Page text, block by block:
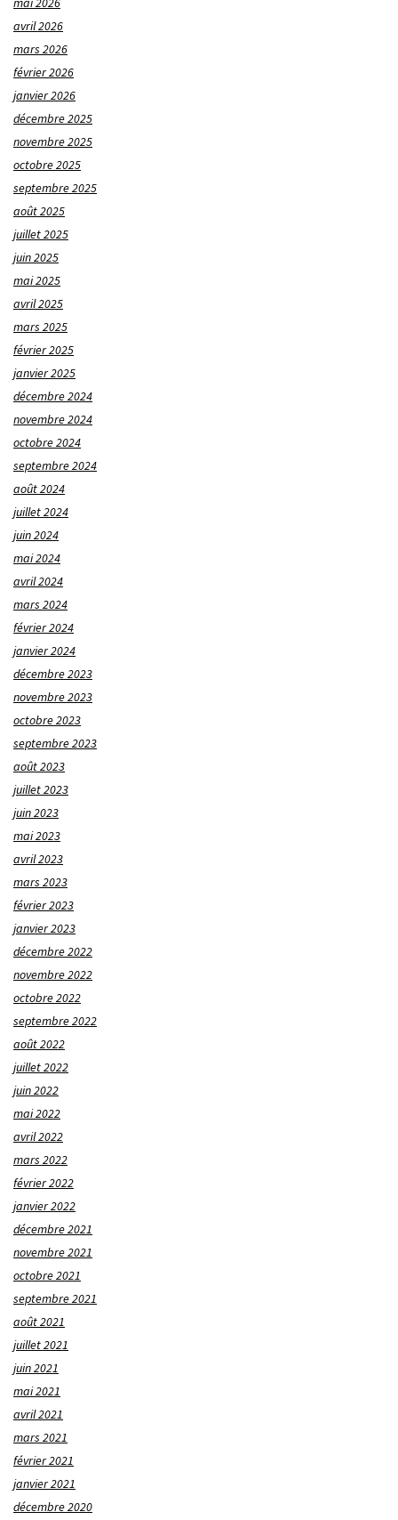
avril 2026
mars 2026
février 2026
janvier 2026
décembre 2025
novembre 2025
octobre 2025
septembre 2025
août 2025
juillet 2025
juin 2025
mai 2025
avril 2025
mars 2025
février 2025
janvier 2025
décembre 2024
novembre 2024
octobre 2024
septembre 2024
août 2024
juillet 2024
juin 2024
mai 2024
avril 2024
mars 2024
février 2024
janvier 2024
décembre 2023
novembre 2023
octobre 2023
septembre 2023
août 2023
juillet 2023
juin 2023
mai 2023
avril 2023
mars 2023
février 2023
janvier 2023
décembre 2022
novembre 2022
octobre 2022
septembre 2022
août 2022
juillet 2022
juin 2022
mai 2022
avril 2022
mars 2022
février 2022
janvier 2022
décembre 2021
novembre 2021
octobre 2021
septembre 2021
août 2021
juillet 2021
juin 2021
mai 2021
avril 2021
mars 2021
février 2021
janvier 2021
décembre 2020